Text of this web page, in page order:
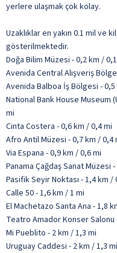
yerlere ulaşmak çok kolay.
Uzaklıklar en yakın 0.1 mil ve
gösterilmektedir.
Doğa Bilim Müzesi - 0,2 km /
Avenida Central Alışveriş
Avenida Balboa İş Bölgesi -
National Bank House Museum
mi
Cinta Costera - 0,6 km / 0,4 mi
Afro Antil Müzesi - 0,7 km / 0,4
Via Espana - 0,9 km / 0,6 mi
Panama Çağdaş Sanat Müzesi
Pasifik Seyir Noktası - 1,4 km /
Calle 50 - 1,6 km / 1 mi
El Machetazo Santa Ana - 1,8
Teatro Amador Konser Salonu
Mi Pueblito - 2 km / 1,3 mi
Uruguay Caddesi - 2 km / 1,3 mi